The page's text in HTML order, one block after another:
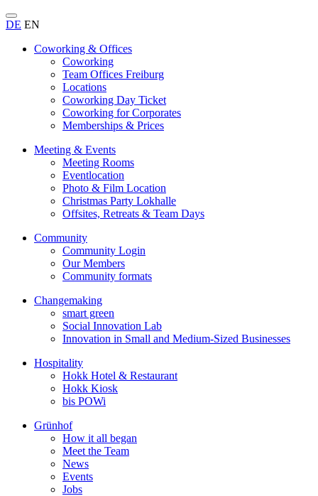
DE EN
Coworking & Offices
Coworking
Team Offices Freiburg
Locations
Coworking Day Ticket
Coworking for Corporates
Memberships & Prices
Meeting & Events
Meeting Rooms
Eventlocation
Photo & Film Location
Christmas Party Lokhalle
Offsites, Retreats & Team Days
Community
Community Login
Our Members
Community formats
Changemaking
smart green
Social Innovation Lab
Innovation in Small and Medium-Sized Businesses
Hospitality
Hokk Hotel & Restaurant
Hokk Kiosk
bis POWi
Grünhof
How it all began
Meet the Team
News
Events
Jobs